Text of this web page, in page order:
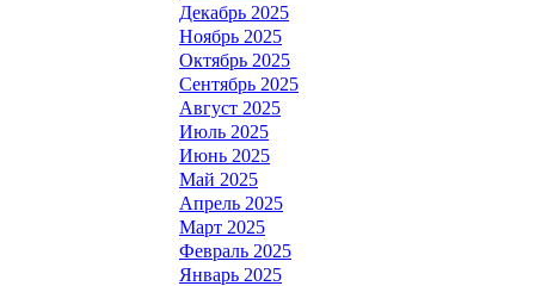
Декабрь 2025
Ноябрь 2025
Октябрь 2025
Сентябрь 2025
Август 2025
Июль 2025
Июнь 2025
Май 2025
Апрель 2025
Март 2025
Февраль 2025
Январь 2025